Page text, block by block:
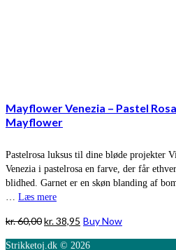
Mayflower Venezia – Pastel
Mayflower
Pastelrosa luksus til dine bløde projekter
Venezia i pastelrosa en farve, der får
blidhed. Garnet er en skøn blanding af
Læs mere
kr.60,00Den
kr.38,95 Den
Buy Now
Strikketoj.dk © 2026